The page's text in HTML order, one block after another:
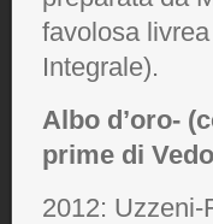
favolosa
Integrale).
Albo d’oro-
prime di
2012: Uzzeni-